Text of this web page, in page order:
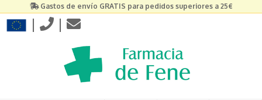
Gastos de envío GRATIS para pedidos superiores a 25€
| |